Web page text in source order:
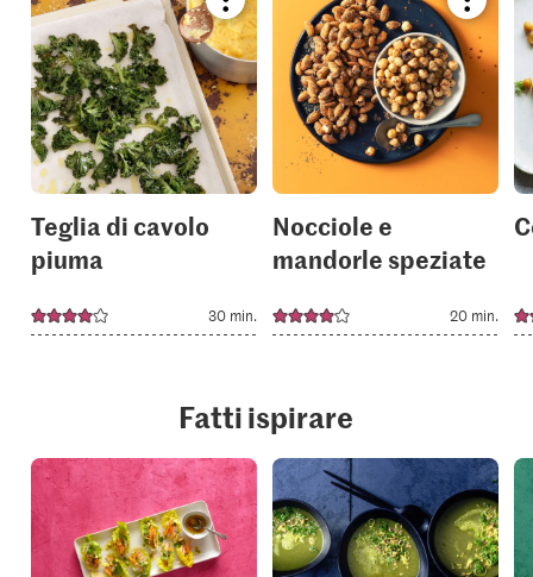
Bookmark
recipe
or
add
it
to
your
collections.
Teglia di cavolo
piuma
30 min.
recipe
or
add
it
your
Nocciole e
mandorle speziate
20 min.
Fatti ispirare